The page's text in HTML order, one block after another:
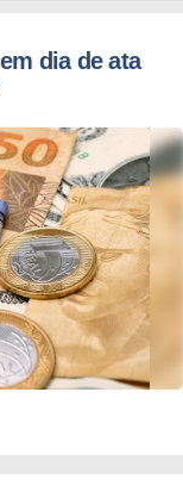
dia de ata